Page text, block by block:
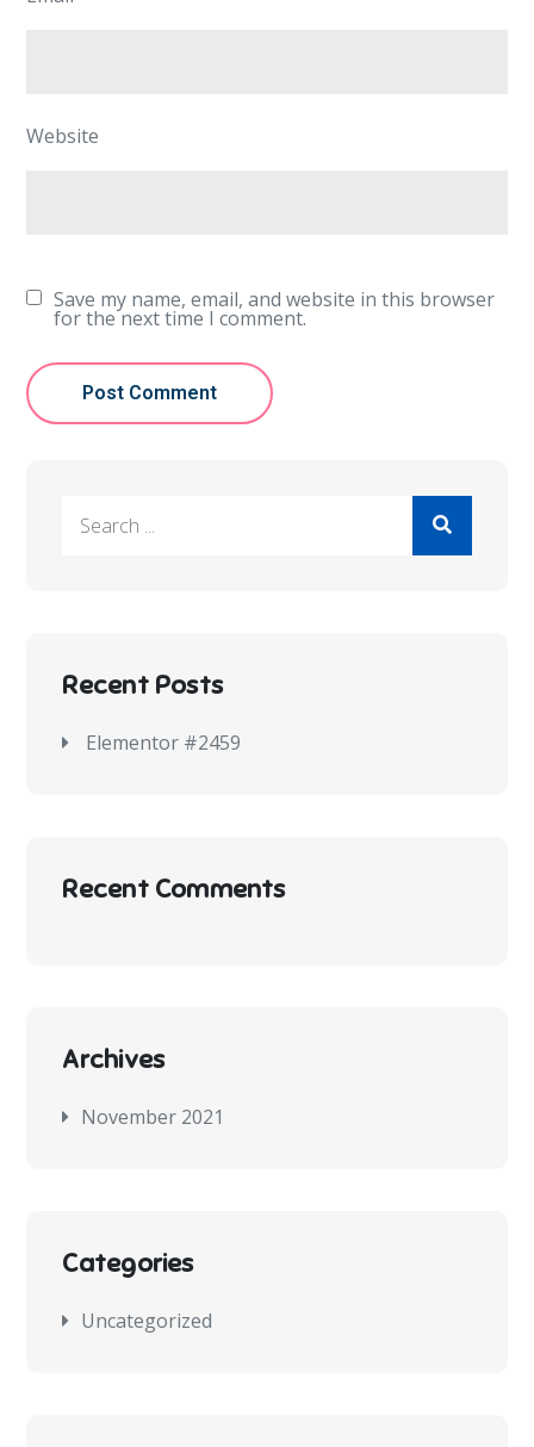
Website
Save my name, email, and website in this browser
for the next time I comment.
Recent Posts
Elementor #2459
Recent Comments
Archives
November 2021
Categories
Uncategorized